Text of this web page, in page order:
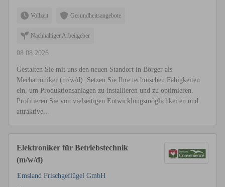
Vollzeit Gesundheitsangebote
Nachhaltiger Arbeitgeber
08.08.2026
Gestalten Sie mit uns den neuen Standort in Börger als
Mechatroniker (m/w/d). Setzen Sie Ihre technischen Fähigkeiten
ein, um Produktionsanlagen zu installieren und zu optimieren.
Profitieren Sie von vielseitigen Entwicklungsmöglichkeiten und
attraktive...
Elektroniker für Betriebstechnik
(m/w/d)
Emsland Frischgeflügel GmbH